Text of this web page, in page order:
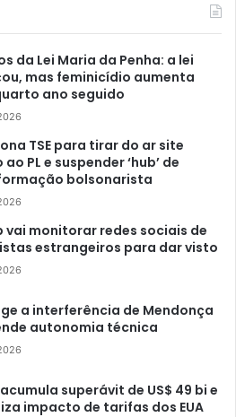
da Lei Maria da Penha: a lei
mas feminicídio aumenta
ano seguido
TSE para tirar do ar site
PL e suspender ‘hub’ de
bolsonarista
vai monitorar redes sociais de
estrangeiros para dar visto
a interferência de Mendonça
autonomia técnica
superávit de US$ 49 bi e
impacto de tarifas dos EUA